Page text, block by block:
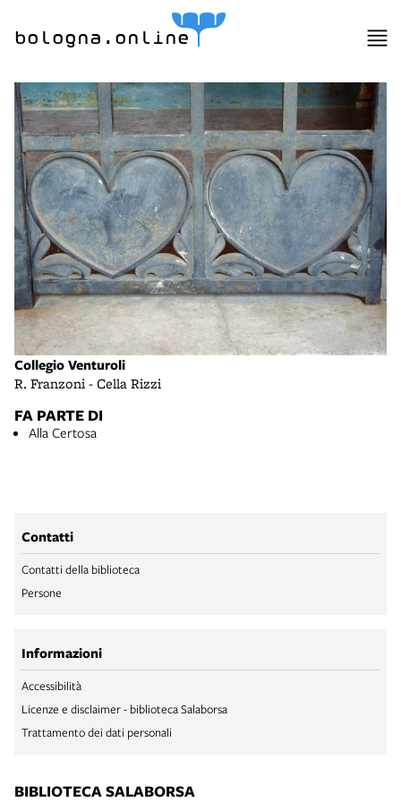
bologna.online
Collegio Venturoli
R. Franzoni - Cella Rizzi
FA PARTE DI
Alla Certosa
Contatti
Contatti della biblioteca
Persone
Informazioni
Accessibilità
Licenze e disclaimer - biblioteca Salaborsa
Trattamento dei dati personali
BIBLIOTECA SALABORSA